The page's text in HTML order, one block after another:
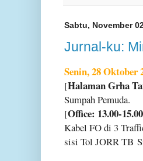
Sabtu, November
Jurnal-ku:
Senin, 28 Oktober
[Halaman Grha
Sumpah Pemuda.
[Office: 13.00-15.00
Kabel FO di 3
sisi Tol JORR TB